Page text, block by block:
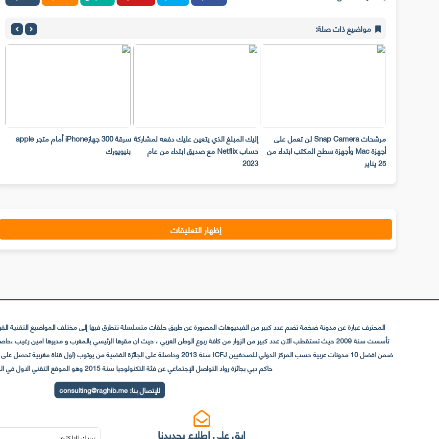
مواضيع ذات صلة:
مرشحات Snap Camera لن تعمل على
أجهزة Mac وأجهزة سطح المكتب ابتداء من
إليك المبلغ الذي يتعين عليك دفعه لمشاركة
حساب Netflix مع صديق ابتداء من عام
سرقة 300 جهازiPhone أمام متجر apple
بنيويورك
إظهار التعليقات
المحترف عبارة عن مدونة ضخمة تضم عدد كبير من الفيديوهات المصورة عن طريق حلقات متسلسلة نتطرق فيها إلى مختلف المواضيع التقنية
حاكم دبي بجائزة رواد التواصل الإجتماعي عن فئة التكنولوجيا سنة 2015 وهو الموقع التقني الاول في المغرب والعالم العربي
للإتصال بنا:consulting@raghib.me